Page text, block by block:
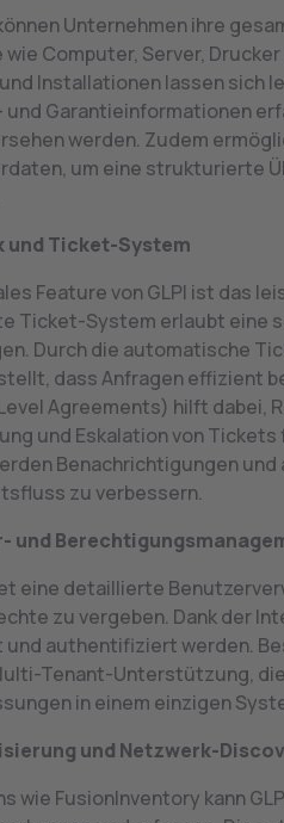
Unternehmen ihre
wie Computer, Server,
Installationen lassen sich
und Garantieinformationen
werden. Zudem
um eine strukturierte
und Ticket-System
Feature von GLPI ist das
Ticket-System erlaubt eine
Durch die automatische
dass Anfragen effizient
Agreements) hilft dabei,
und Eskalation von
Benachrichtigungen
zu verbessern.
und
eine detaillierte
zu vergeben. Dank der
authentifiziert werden.
Tenant-Unterstützung,
in einem einzigen
und Netzwerk-
wie FusionInventory kann